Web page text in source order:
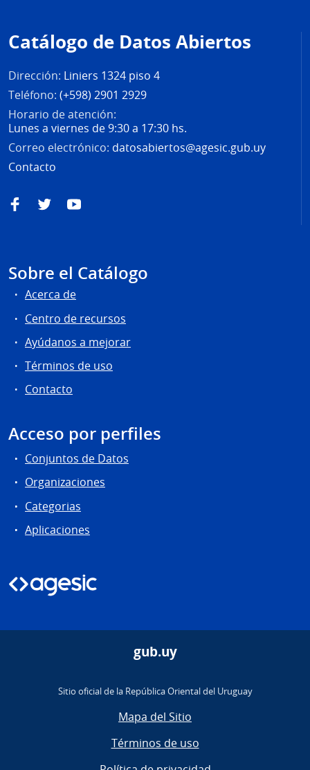
de
página
Catálogo de Datos Abiertos
Dirección: Liniers 1324 piso 4
Teléfono: (+598) 2901 2929
Horario de atención:
Lunes a viernes de 9:30 a 17:30 hs.
Correo electrónico: datosabiertos@agesic.gub.uy
Contacto
FacebookTwitterYouTube
Sobre el Catálogo
Acerca de
Centro de recursos
Ayúdanos a mejorar
Términos de uso
Contacto
Acceso por perfiles
Conjuntos de Datos
Organizaciones
Categorias
Aplicaciones
gub.uy
Sitio oficial de la República Oriental del Uruguay
Mapa del Sitio
Términos de uso